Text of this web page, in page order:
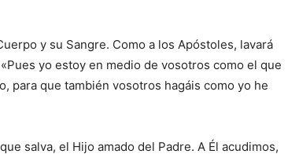
y su Sangre. Como a los Apóstoles, lavará
yo estoy en medio de vosotros como el que
para que también vosotros hagáis como yo he
salva, el Hijo amado del Padre. A Él acudimos,